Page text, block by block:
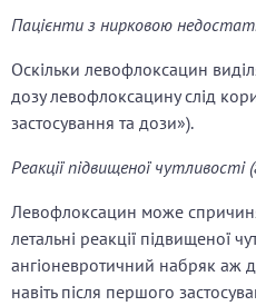
Пацієнти з нирковою
Оскільки левофлоксацин
дозу левофлоксацину слід
застосування та дози»).
Реакції підвищеної чутливості
Левофлоксацин може
летальні реакції підвищеної
ангіоневротичний набряк аж
навіть після першого